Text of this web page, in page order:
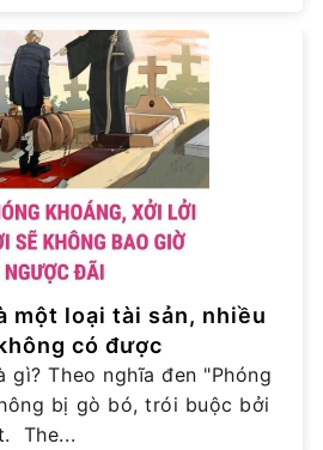
một loại tài sản, nhiều
có được
Theo nghĩa đen "Phóng
bị gò bó, trói buộc bởi
The...